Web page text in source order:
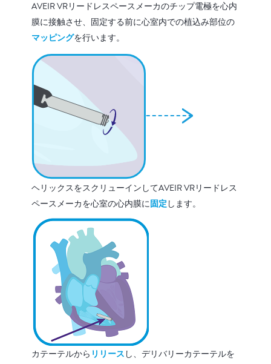
AVEIR VRリードレスペースメーカのチップ電極を心内
膜に接触させ、固定する前に心室内での植込み部位の
マッピングを行います。
ヘリックスをスクリューインしてAVEIR VRリードレス
ペースメーカを心室の心内膜に固定します。
カテーテルから リリース し、デリバリーカテーテルを